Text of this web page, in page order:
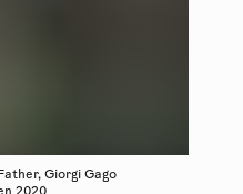
Giorgi Gago